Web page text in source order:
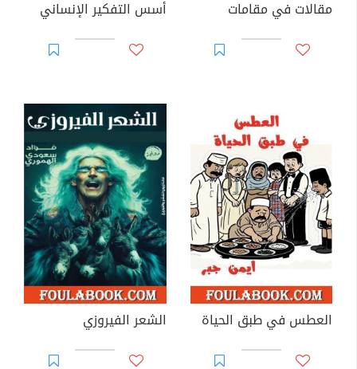
مقالات في مقامات أسس التفكير الإنساني
العطس في طبق الحياة الشعر الفيروزي